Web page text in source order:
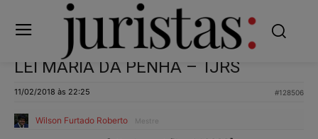
LEI MARIA DA PENHA – TJRS
11/02/2018 às 22:25 #128506
Wilson Furtado Roberto Mestre